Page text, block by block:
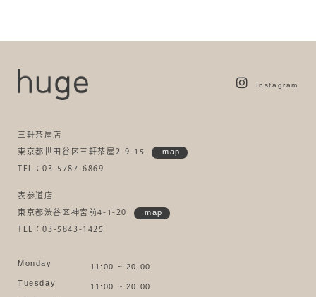
Instagram
三軒茶屋店
東京都世田谷区三軒茶屋2-9-15 map
TEL：03-5787-6869
表参道店
東京都渋谷区神宮前4-1-20 map
TEL：03-5843-1425
Monday
11:00 ~ 20:00
Tuesday
11:00 ~ 20:00